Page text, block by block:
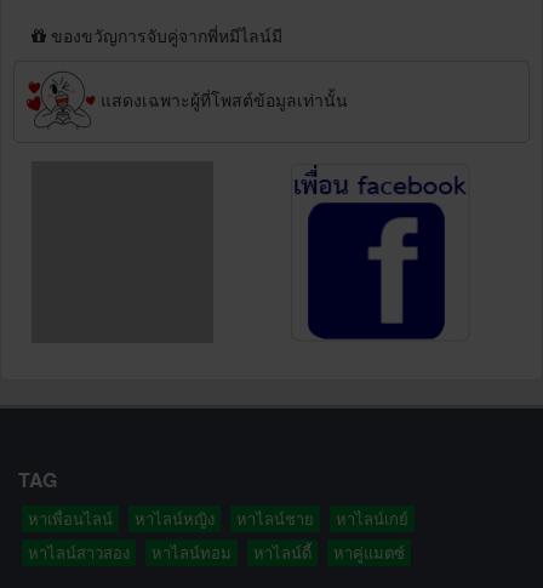
ของขวัญการจับคู่จากพี่หมีไลน์มี
แสดงเฉพาะผู้ที่โพสต์ข้อมูลเท่านั้น
TAG
หาเพื่อนไลน์ หาไลน์หญิง หาไลน์ชาย
หาไลน์เกย์
หาไลน์สาวสอง
หาไลน์ทอม หาไลน์ดี้ หาคู่แมตซ์